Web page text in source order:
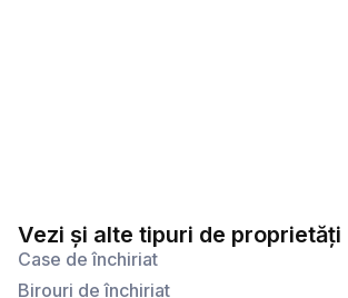
Vezi și alte tipuri de proprietăți
Case de închiriat
Birouri de închiriat